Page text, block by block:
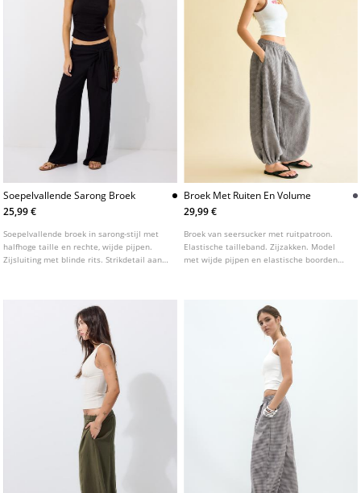
Soepelvallende Sarong Broek
25,99 €
Soepelvallende broek in sarong-stijl met
halfhoge taille en rechte, wijde pijpen.
Zijsluiting met blinde rits. Strikdetail aan
Broek Met Ruiten En Volume
29,99 €
Broek van seersucker met ruitpatroon.
Elastische tailleband. Zijzakken. Model
met wijde pijpen en elastische boorden